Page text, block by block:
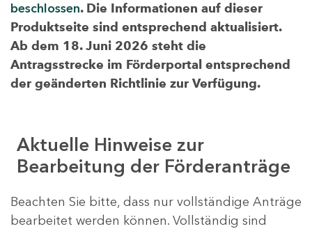
beschlossen. Die Informationen auf dieser
Produktseite sind entsprechend aktualisiert.
Ab dem 18. Juni 2026 steht die
Antragsstrecke im Förderportal entsprechend
der geänderten Richtlinie zur Verfügung.
Aktuelle Hinweise zur
Bearbeitung der Förderanträge
Beachten Sie bitte, dass nur vollständige Anträge
bearbeitet werden können. Vollständig sind